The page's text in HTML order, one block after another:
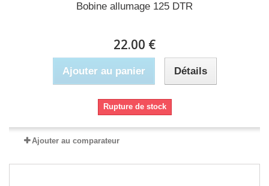
Bobine allumage 125 DTR
22.00 €
Ajouter au panier Détails
Rupture de stock
Ajouter au comparateur